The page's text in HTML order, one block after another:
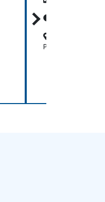
ASP.NET
Plaza Oceania